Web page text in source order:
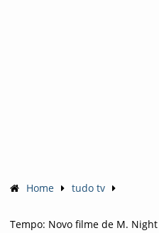
Home tudo tv
Tempo: Novo filme de M.